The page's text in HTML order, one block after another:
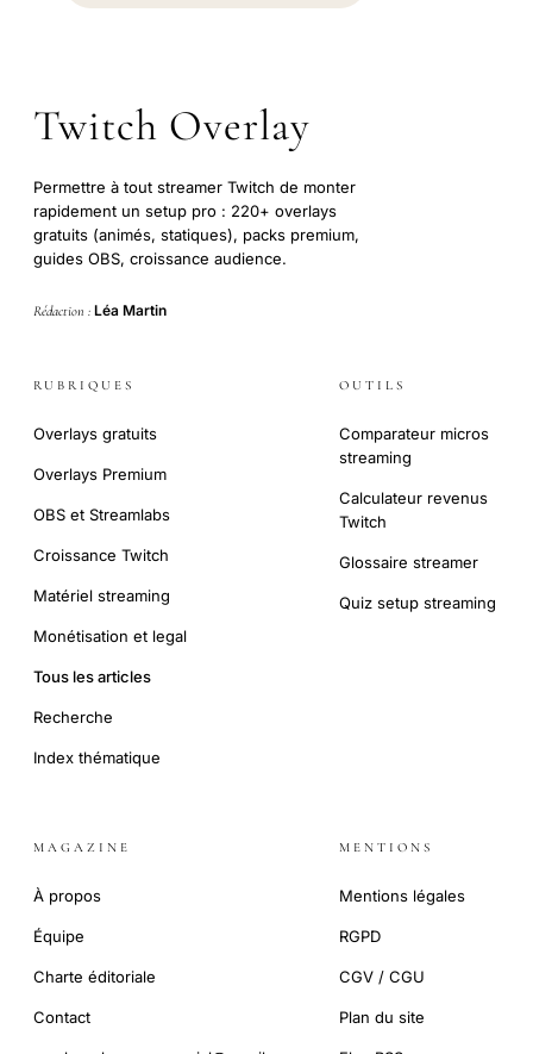
Twitch Overlay
Permettre à tout streamer Twitch de monter
rapidement un setup pro : 220+ overlays
gratuits (animés, statiques), packs premium,
guides OBS, croissance audience.
Rédaction : Léa Martin
RUBRIQUES
Overlays gratuits
Overlays Premium
OBS et Streamlabs
Croissance Twitch
Matériel streaming
Monétisation et legal
Tous les articles
Recherche
Index thématique
OUTILS
Comparateur micros
streaming
Calculateur revenus
Twitch
Glossaire streamer
Quiz setup streaming
MAGAZINE
À propos
Équipe
Charte éditoriale
Contact
MENTIONS
Mentions légales
RGPD
CGV / CGU
Plan du site